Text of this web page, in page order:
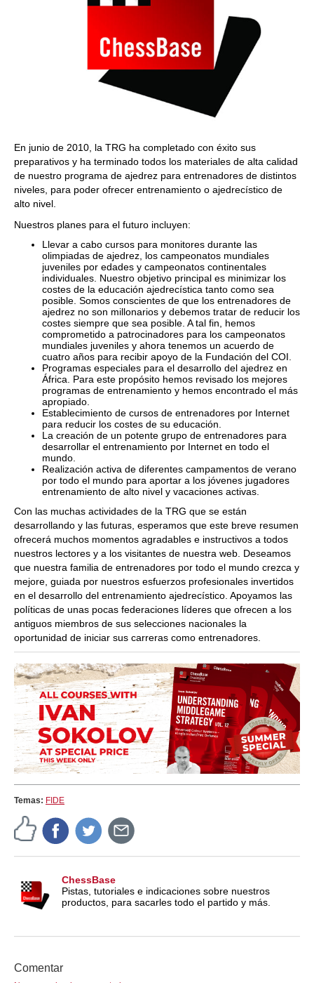
En junio de 2010, la TRG ha completado con éxito sus
preparativos y ha terminado todos los materiales de alta calidad
de nuestro programa de ajedrez para entrenadores de distintos
niveles, para poder ofrecer entrenamiento o ajedrecístico de
alto nivel.
Nuestros planes para el futuro incluyen:
Llevar a cabo cursos para monitores durante las
olimpiadas de ajedrez, los campeonatos mundiales
juveniles por edades y campeonatos continentales
individuales. Nuestro objetivo principal es minimizar los
costes de la educación ajedrecística tanto como sea
posible. Somos conscientes de que los entrenadores de
ajedrez no son millonarios y debemos tratar de reducir los
costes siempre que sea posible. A tal fin, hemos
comprometido a patrocinadores para los campeonatos
mundiales juveniles y ahora tenemos un acuerdo de
cuatro años para recibir apoyo de la Fundación del COI.
Programas especiales para el desarrollo del ajedrez en
África. Para este propósito hemos revisado los mejores
programas de entrenamiento y hemos encontrado el más
apropiado.
Establecimiento de cursos de entrenadores por Internet
para reducir los costes de su educación.
La creación de un potente grupo de entrenadores para
desarrollar el entrenamiento por Internet en todo el
mundo.
Realización activa de diferentes campamentos de verano
por todo el mundo para aportar a los jóvenes jugadores
entrenamiento de alto nivel y vacaciones activas.
Con las muchas actividades de la TRG que se están
desarrollando y las futuras, esperamos que este breve resumen
ofrecerá muchos momentos agradables e instructivos a todos
nuestros lectores y a los visitantes de nuestra web. Deseamos
que nuestra familia de entrenadores por todo el mundo crezca y
mejore, guiada por nuestros esfuerzos profesionales invertidos
en el desarrollo del entrenamiento ajedrecístico. Apoyamos las
políticas de unas pocas federaciones líderes que ofrecen a los
antiguos miembros de sus selecciones nacionales la
oportunidad de iniciar sus carreras como entrenadores.
Temas: FIDE
ChessBase
Pistas, tutoriales e indicaciones sobre nuestros
productos, para sacarles todo el partido y más.
Comentar